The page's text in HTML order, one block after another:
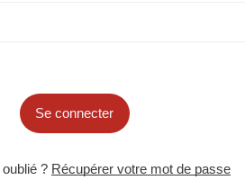
Se connecter
? Récupérer votre mot de passe